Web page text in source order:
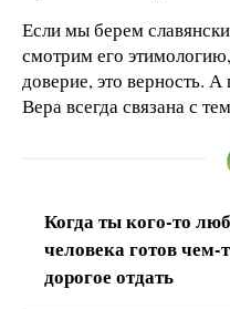
Если мы берем
смотрим его
доверие, это верность. А
Вера всегда связана с
Когда ты кого-то
человека готов чем-
дорогое отдать